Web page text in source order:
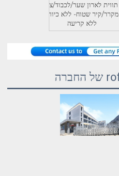
תווית לארון שער/לכבוד/צד
מקרר/קיר שטוח- ללא כיווץ,
ללא קריעה